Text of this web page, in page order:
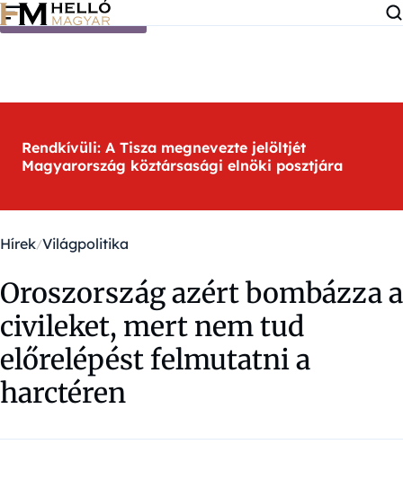
Ugrás a tartalomra
Rendkívüli: A Tisza megnevezte jelöltjét
Magyarország köztársasági elnöki posztjára
Hírek Világpolitika
Oroszország azért bombázza a
civileket, mert nem tud
előrelépést felmutatni a
harctéren